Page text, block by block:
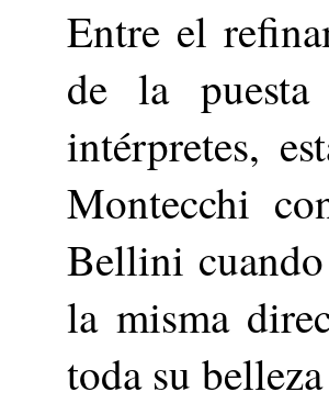
Entre el
de la
intérpretes,
Montecchi
Bellini
la misma
toda su